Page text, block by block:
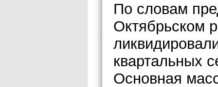
По словам
Октябрьском
квартальных
Основная